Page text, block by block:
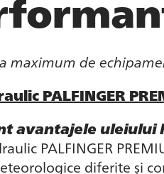
maximum de
PALFINGER
avantajele uleiului
PALFINGER
diferite și